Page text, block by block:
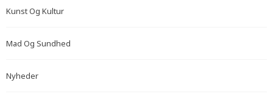
Kunst Og Kultur
Mad Og Sundhed
Nyheder